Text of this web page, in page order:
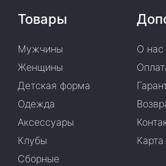
Товары
Мужчины
Женщины
Детская форма
Одежда
Аксессуары
Клубы
Сборные
О нас
Карта